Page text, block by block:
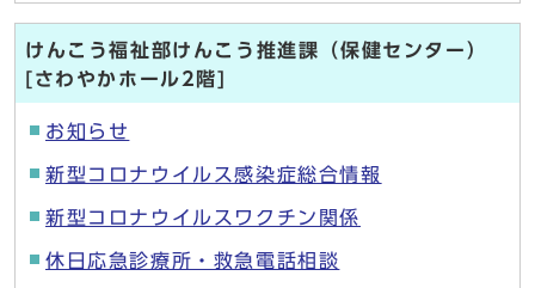
けんこう福祉部けんこう推進課（保健センター）
[さわやかホール2階]
お知らせ
新型コロナウイルス感染症総合情報
新型コロナウイルスワクチン関係
休日応急診療所・救急電話相談